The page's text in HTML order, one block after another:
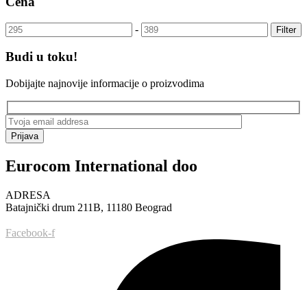
- Filter
Budi u toku!
Dobijajte najnovije informacije o proizvodima
Prijava
Eurocom International doo
ADRESA
Batajnički drum 211B, 11180 Beograd
Facebook-f